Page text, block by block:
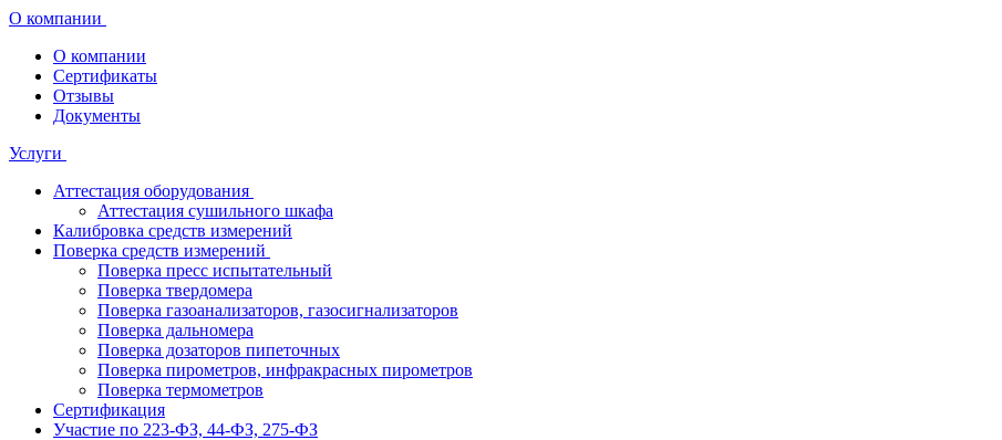
О компании
О компании
Сертификаты
Отзывы
Документы
Услуги
Аттестация оборудования
Аттестация сушильного шкафа
Калибровка средств измерений
Поверка средств измерений
Поверка пресс испытательный
Поверка твердомера
Поверка газоанализаторов, газосигнализаторов
Поверка дальномера
Поверка дозаторов пипеточных
Поверка пирометров, инфракрасных пирометров
Поверка термометров
Сертификация
Участие по 223-ФЗ, 44-ФЗ, 275-ФЗ